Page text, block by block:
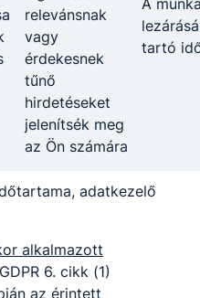
relevánsnak
vagy
érdekesnek
tűnő
hirdetéseket
jelenítsék meg
az Ön számára
tartó
adatkezelő
alkalmazott
6. cikk (1)
az érintett